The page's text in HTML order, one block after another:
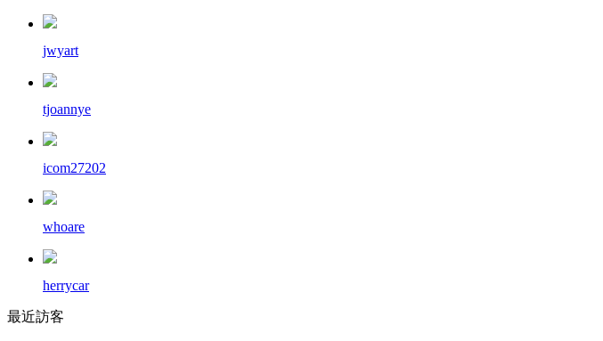
jwyart
tjoannye
icom27202
whoare
herrycar
最近訪客